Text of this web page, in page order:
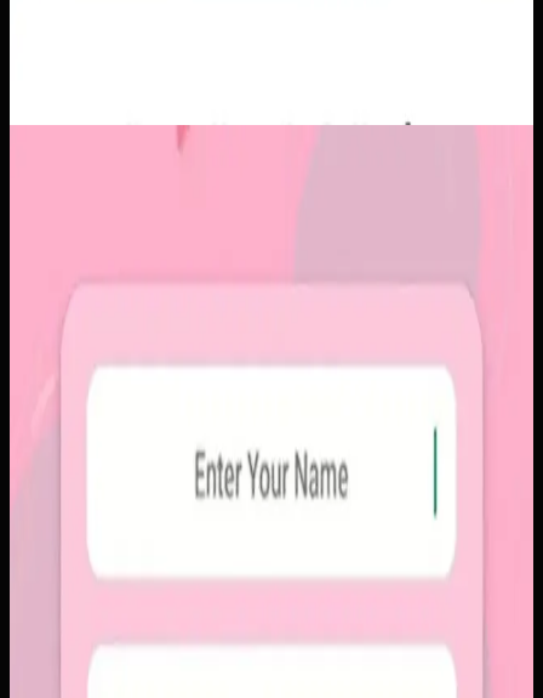
Sebelumnya
Platform sosial umum sering membuat momen personal
tenggelam di antara konten publik, iklan, dan tekanan
untuk selalu tampil sempurna. Pengguna membutuhkan
Kami membangun aplikasi mobile dengan alur berbagi yang
ringkas, notifikasi cepat, dan arsip momen yang tersusun
rapi. Sistemnya dirancang untuk percakapan visual yang
lebih personal tanpa membawa beban feed publik.